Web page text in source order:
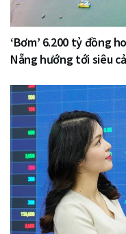
‘Bơm’ 6.200 tỷ đồng
Nẵng hướng tới siêu